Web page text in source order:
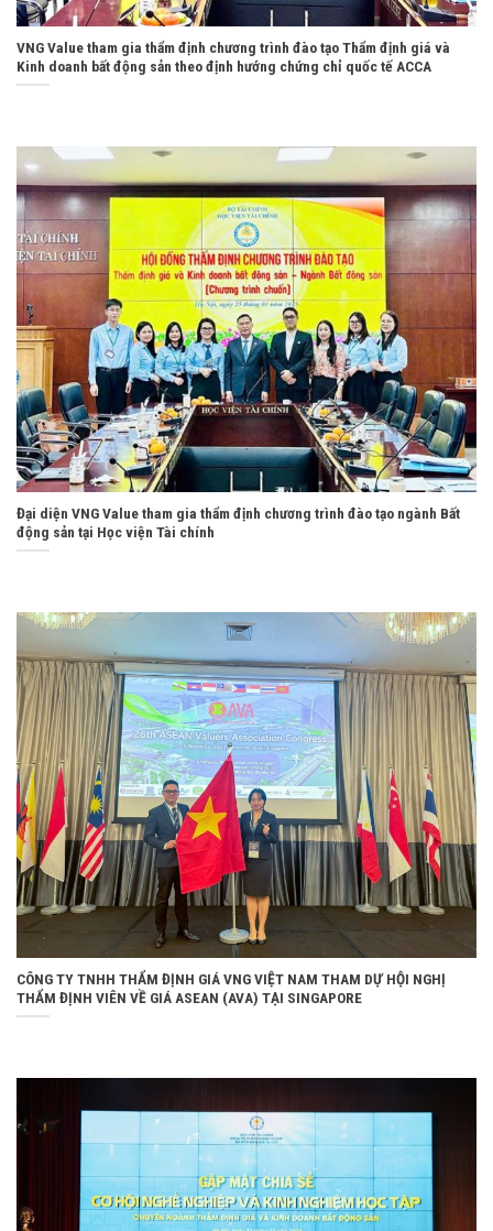
VNG Value tham gia thẩm định chương trình đào tạo Thẩm định giá và
Kinh doanh bất động sản theo định hướng chứng chỉ quốc tế ACCA
Đại diện VNG Value tham gia thẩm định chương trình đào tạo ngành Bất
động sản tại Học viện Tài chính
CÔNG TY TNHH THẨM ĐỊNH GIÁ VNG VIỆT NAM THAM DỰ HỘI NGHỊ
THẨM ĐỊNH VIÊN VỀ GIÁ ASEAN (AVA) TẠI SINGAPORE